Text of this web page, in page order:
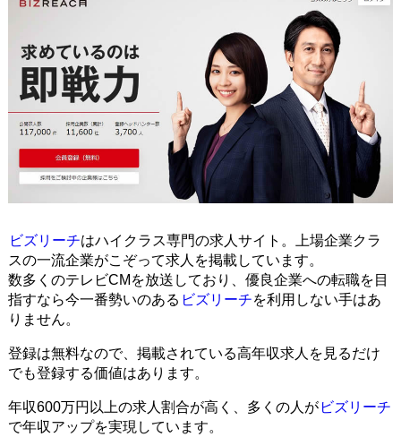
ビズリーチはハイクラス専門の求人サイト。上場企業クラ
スの一流企業がこぞって求人を掲載しています。
数多くのテレビCMを放送しており、優良企業への転職を目
指すなら今一番勢いのある ビズリーチを利用しない手はあ
りません。
登録は無料なので、掲載されている高年収求人を見るだけ
でも登録する価値はあります。
年収600万円以上の求人割合が高く、多くの人が ビズリーチ
で年収アップを実現しています。